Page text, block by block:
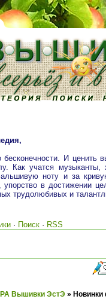
И ценить
Как учатся музыканты,
ноту и за
упорство в достижении
трудолюбивых и
· Поиск · RSS
Вышивки ЭстЭ »